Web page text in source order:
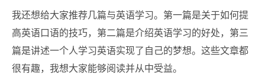
我还想给大家推荐几篇与英语学习。第一篇是关于如何提
高英语口语的技巧，第二篇是介绍英语学习的好处，第三
篇是讲述一个人学习英语实现了自己的梦想。这些文章都
很有趣，我想大家能够阅读并从中受益。